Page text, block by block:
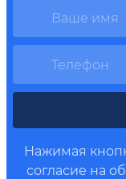
Нажимая
согласие на